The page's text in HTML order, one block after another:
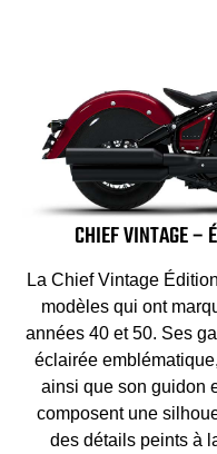
CHIEF VINTAGE –
La Chief Vintage
modèles qui ont
années 40 et 50. Ses
éclairée
ainsi que son guidon
composent une
des détails peints à